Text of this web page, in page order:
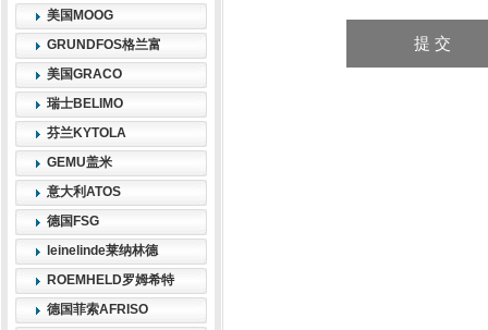
美国MOOG
GRUNDFOS格兰富
美国GRACO
瑞士BELIMO
芬兰KYTOLA
GEMU盖米
意大利ATOS
德国FSG
leinelinde莱纳林德
ROEMHELD罗姆希特
德国菲索AFRISO